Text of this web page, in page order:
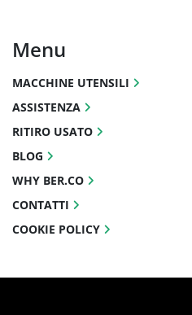
Menu
MACCHINE UTENSILI
ASSISTENZA
RITIRO USATO
BLOG
WHY BER.CO
CONTATTI
COOKIE POLICY